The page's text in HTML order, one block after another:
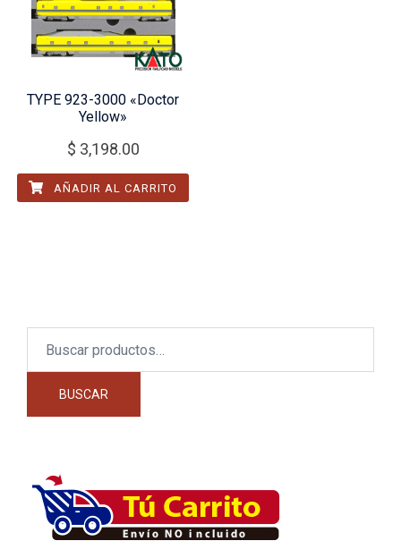
TYPE 923-3000 «Doctor
Yellow»
$ 3,198.00
AÑADIR AL CARRITO
BUSCAR